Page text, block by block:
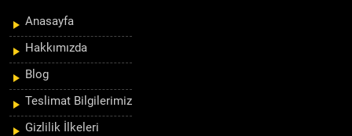
Anasayfa
Hakkımızda
Blog
Teslimat Bilgilerimiz
Gizlilik İlkeleri